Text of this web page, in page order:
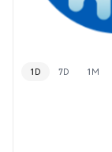
1D 7D 1M